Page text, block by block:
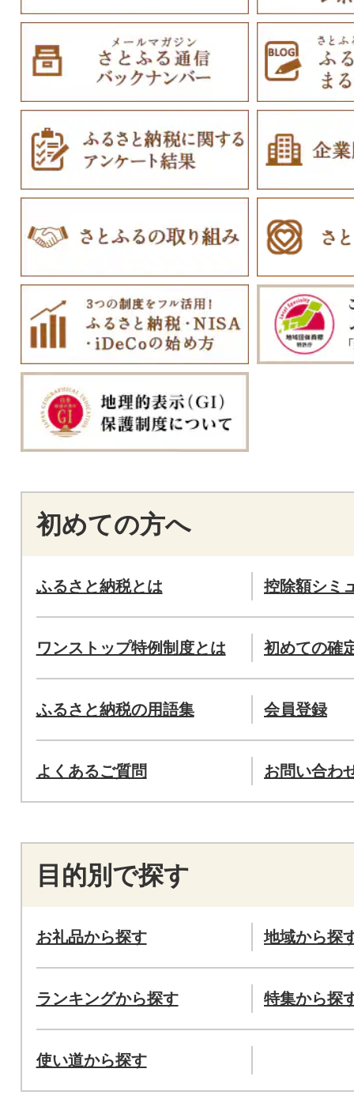
初めての方へ
ふるさと納税とは 控除額シミ
ワンストップ特例制度とは 初めての確
ふるさと納税の用語集 会員登録
よくあるご質問 お問い合わ
目的別で探す
お礼品から探す 地域から探
ランキングから探す 特集から探
使い道から探す